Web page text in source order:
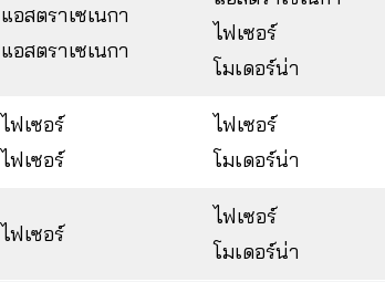
แอสตราเซเนกา
แอสตราเซเนกา
ไฟเซอร์
โมเดอร์น่า
ไฟเซอร์
ไฟเซอร์
ไฟเซอร์
โมเดอร์น่า
ไฟเซอร์
ไฟเซอร์
โมเดอร์น่า